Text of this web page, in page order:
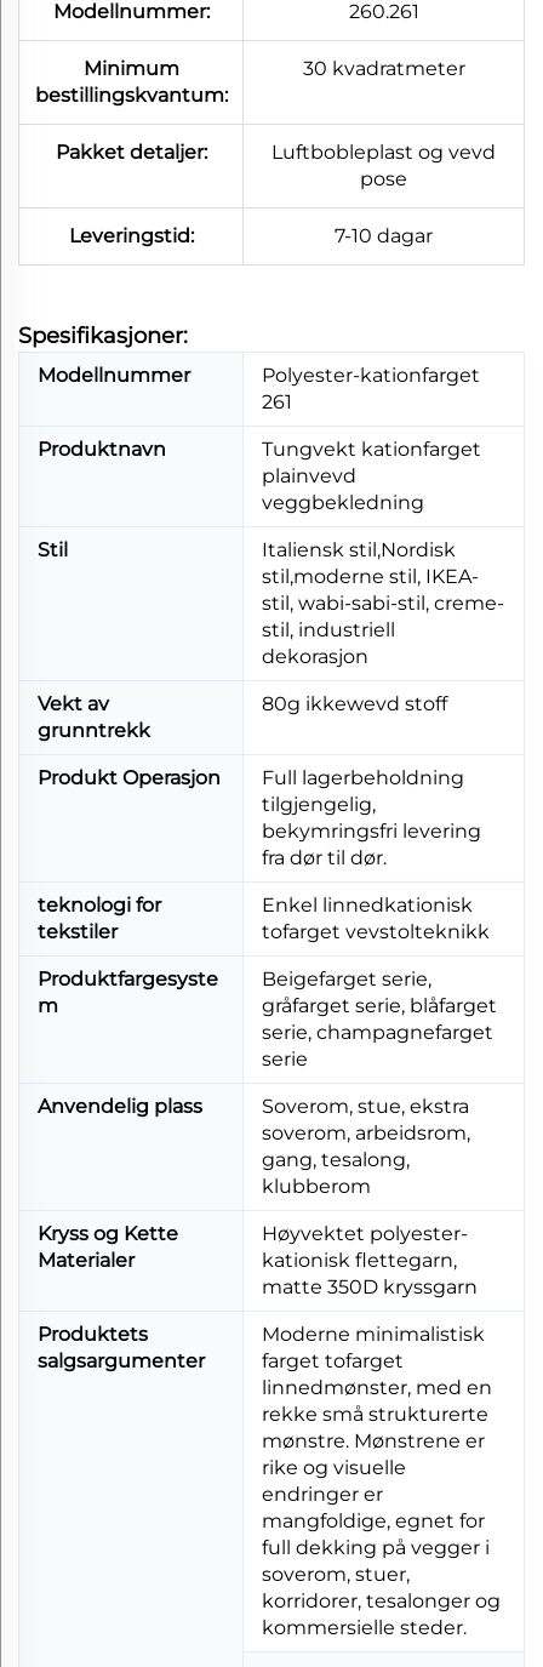
Modellnummer: 260.261
Minimum
bestillingskvantum:
30 kvadratmeter
Pakket detaljer:
Luftbobleplast og vevd
pose
Leveringstid: 7-10 dagar
Spesifikasjoner:
Modellnummer
Polyester-kationfarget
261
Produktnavn
Tungvekt kationfarget
plainvevd
veggbekledning
Stil
Italiensk stil,Nordisk
stil,moderne stil, IKEA-
stil, wabi-sabi-stil, creme-
stil, industriell
dekorasjon
Vekt av
grunntrekk
80g ikkewevd stoff
Produkt Operasjon
Full lagerbeholdning
tilgjengelig,
bekymringsfri levering
fra dør til dør.
teknologi for
tekstiler
Enkel linnedkationisk
tofarget vevstolteknikk
Produktfargesyste
m
Beigefarget serie,
gråfarget serie, blåfarget
serie, champagnefarget
serie
Anvendelig plass
Soverom, stue, ekstra
soverom, arbeidsrom,
gang, tesalong,
klubberom
Kryss og Kette
Materialer
Høyvektet polyester-
kationisk flettegarn,
matte 350D kryssgarn
Produktets
salgsargumenter
Moderne minimalistisk
farget tofarget
linnedmønster, med en
rekke små strukturerte
mønstre. Mønstrene er
rike og visuelle
endringer er
mangfoldige, egnet for
full dekking på vegger i
soverom, stuer,
korridorer, tesalonger og
kommersielle steder.